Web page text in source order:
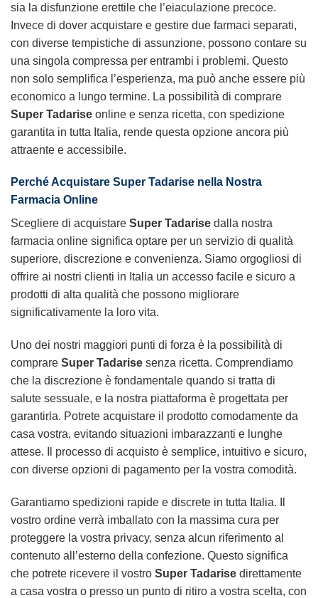
sia la disfunzione erettile che l’eiaculazione precoce.
Invece di dover acquistare e gestire due farmaci separati,
con diverse tempistiche di assunzione, possono contare su
una singola compressa per entrambi i problemi. Questo
non solo semplifica l’esperienza, ma può anche essere più
economico a lungo termine. La possibilità di comprare
Super Tadarise online e senza ricetta, con spedizione
garantita in tutta Italia, rende questa opzione ancora più
attraente e accessibile.
Perché Acquistare Super Tadarise nella Nostra
Farmacia Online
Scegliere di acquistare Super Tadarise dalla nostra
farmacia online significa optare per un servizio di qualità
superiore, discrezione e convenienza. Siamo orgogliosi di
offrire ai nostri clienti in Italia un accesso facile e sicuro a
prodotti di alta qualità che possono migliorare
significativamente la loro vita.
Uno dei nostri maggiori punti di forza è la possibilità di
comprare Super Tadarise senza ricetta. Comprendiamo
che la discrezione è fondamentale quando si tratta di
salute sessuale, e la nostra piattaforma è progettata per
garantirla. Potrete acquistare il prodotto comodamente da
casa vostra, evitando situazioni imbarazzanti e lunghe
attese. Il processo di acquisto è semplice, intuitivo e sicuro,
con diverse opzioni di pagamento per la vostra comodità.
Garantiamo spedizioni rapide e discrete in tutta Italia. Il
vostro ordine verrà imballato con la massima cura per
proteggere la vostra privacy, senza alcun riferimento al
contenuto all’esterno della confezione. Questo significa
che potrete ricevere il vostro Super Tadarise direttamente
a casa vostra o presso un punto di ritiro a vostra scelta, con